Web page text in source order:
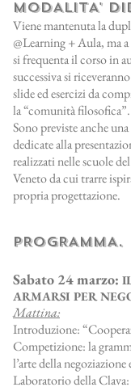
MODALITA'
Viene mantenuta la
@Learning + Aula, ma
si frequenta il corso in
successiva si
slide ed esercizi da
la “comunità filosofica”.
Sono previste anche
dedicate alla
realizzati nelle scuole
Veneto da cui trarre
propria progettazione.
PROGRAMMA.
Sabato 24 marzo:
ARMARSI PER
Mattina:
Introduzione:
Competizione: la
l’arte della negoziazione
Laboratorio della